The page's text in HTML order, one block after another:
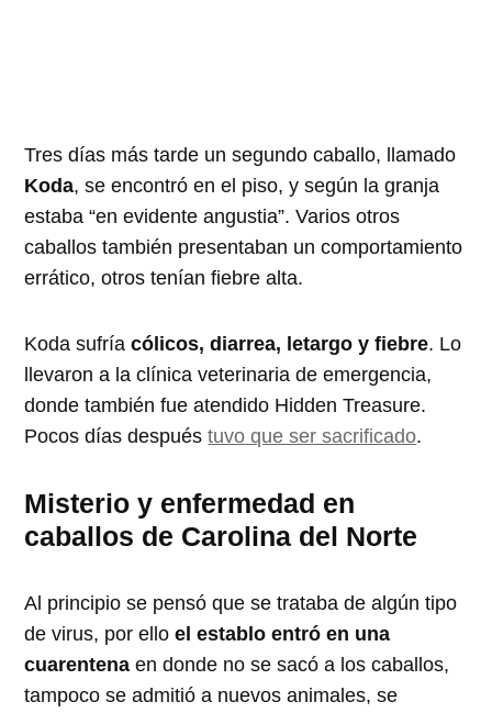
Tres días más tarde un segundo caballo, llamado
Koda, se encontró en el piso, y según la granja
estaba “en evidente angustia”. Varios otros
caballos también presentaban un comportamiento
errático, otros tenían fiebre alta.
Koda sufríacólicos, diarrea, letargo y fiebre. Lo
llevaron a la clínica veterinaria de emergencia,
donde también fue atendido Hidden Treasure.
Pocos días despuéstuvo que ser sacrificado.
Misterio y enfermedad en
caballos de Carolina del Norte
Al principio se pensó que se trataba de algún tipo
de virus, por elloel establo entró en una
cuarentena en donde no se sacó a los caballos,
tampoco se admitió a nuevos animales, se